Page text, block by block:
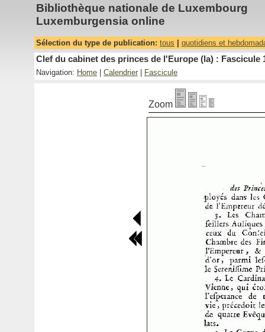
Bibliothèque nationale de Luxembourg
Luxemburgensia online
Sélection du type de publication: tous quotidiens et
Clef du cabinet des princes de l'Europe (la) : Fascicule
Navigation: Home Calendrier Fascicule
Zoom